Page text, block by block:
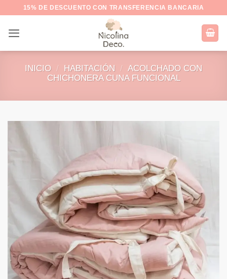
contenido
15% DE DESCUENTO CON TRANSFERENCIA BANCARIA
INICIO / HABITACIÓN / ACOLCHADO CON
CHICHONERA CUNA FUNCIONAL